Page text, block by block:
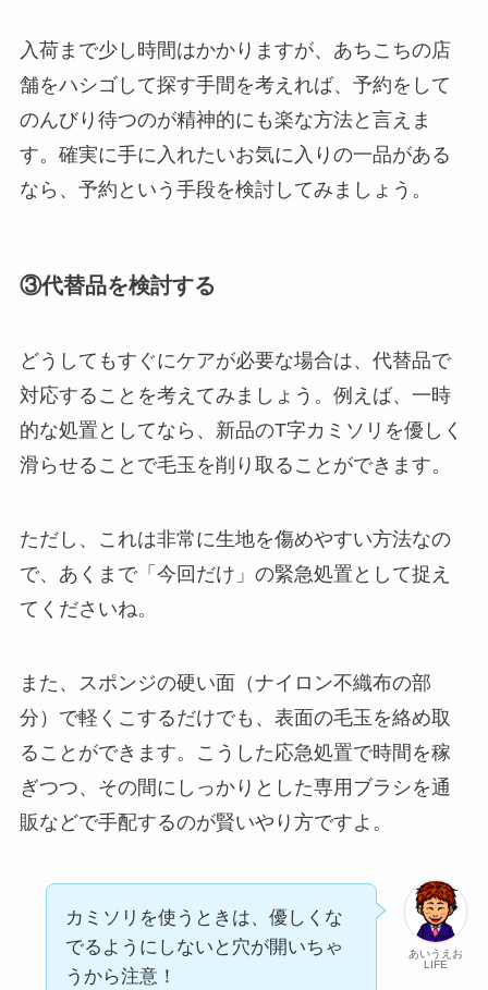
入荷まで少し時間はかかりますが、あちこちの店
舗をハシゴして探す手間を考えれば、予約をして
のんびり待つのが精神的にも楽な方法と言えま
す。確実に手に入れたいお気に入りの一品がある
なら、予約という手段を検討してみましょう。
③代替品を検討する
どうしてもすぐにケアが必要な場合は、代替品で
対応することを考えてみましょう。例えば、一時
的な処置としてなら、新品のT字カミソリを優しく
滑らせることで毛玉を削り取ることができます。
ただし、これは非常に生地を傷めやすい方法なの
で、あくまで「今回だけ」の緊急処置として捉え
てくださいね。
また、スポンジの硬い面（ナイロン不織布の部
分）で軽くこするだけでも、表面の毛玉を絡め取
ることができます。こうした応急処置で時間を稼
ぎつつ、その間にしっかりとした専用ブラシを通
販などで手配するのが賢いやり方ですよ。
あいうえお
LIFE
カミソリを使うときは、優しくな
でるようにしないと穴が開いちゃ
うから注意！